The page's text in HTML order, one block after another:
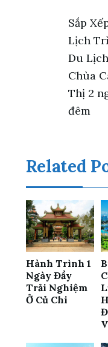
bài
viết
Sắp
Lịch
Du Lịch
Chùa
Thị 2
đêm
Related
Hành Trình 1
Ngày Đầy
Trải Nghiệm
Ở Củ Chi